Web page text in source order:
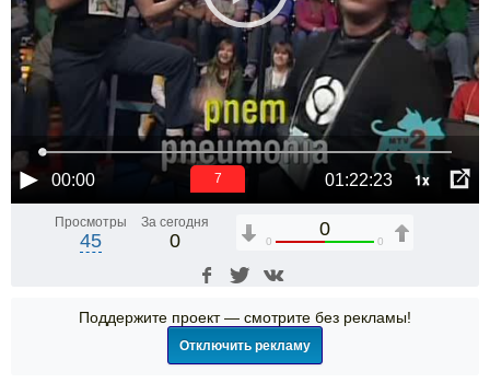
00:00 01:22:23 1x
6
Просмотры
45
За сегодня
0
0
0 0
Поддержите проект — смотрите без рекламы!
Отключить рекламу